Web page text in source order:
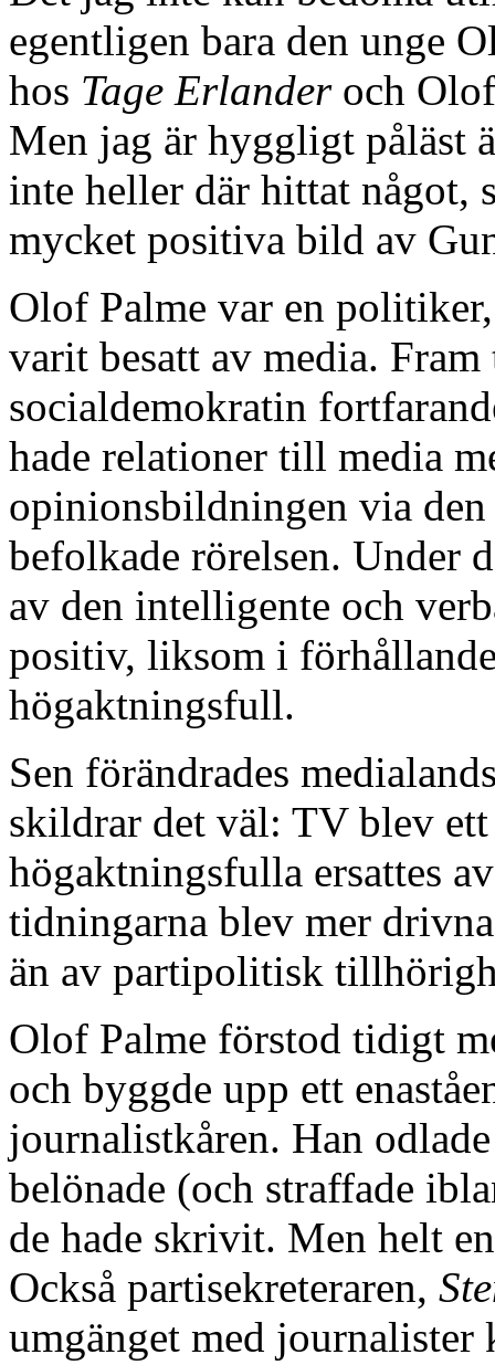
egentligen bara den unge
hos Tage Erlanderoch Olof
Men jag är hyggligt påläst
inte heller där hittat något,
mycket positiva bild av
Olof Palme var en
varit besatt av media.
socialdemokratin
hade relationer till media
opinionsbildningen via
befolkade rörelsen. Under
av den intelligente och
positiv, liksom i
högaktningsfull.
Sen förändrades
skildrar det väl: TV blev
högaktningsfulla ersattes
tidningarna blev mer
än av partipolitisk
Olof Palme förstod tidigt
och byggde upp ett
journalistkåren. Han
belönade (och straffade
de hade skrivit. Men helt
Också partisekreteraren,
umgänget med journalister